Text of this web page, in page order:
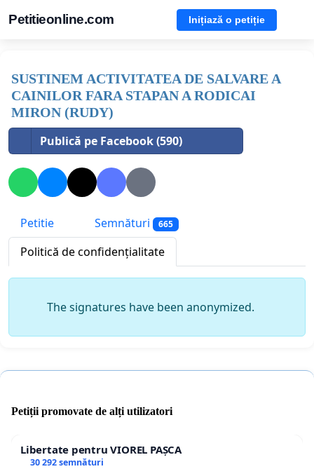
Petitieonline.com Inițiază o petiție
SUSTINEM ACTIVITATEA DE SALVARE A
CAINILOR FARA STAPAN A RODICAI
MIRON (RUDY)
Publică pe Facebook (590)
Petitie Semnături 665
Politică de confidențialitate
The signatures have been anonymized.
Petiții promovate de alți utilizatori
Libertate pentru VIOREL PAȘCA
30 292 semnături